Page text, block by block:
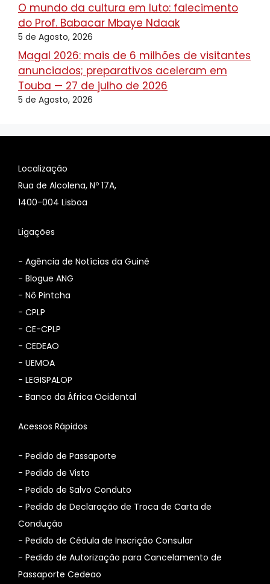
O mundo da cultura em luto: falecimento
do Prof. Babacar Mbaye Ndaak
5 de Agosto, 2026
Magal 2026: mais de 6 milhões de visitantes
anunciados; preparativos aceleram em
Touba — 27 de julho de 2026
5 de Agosto, 2026
Localização
Rua de Alcolena, Nº 17A,
1400-004 Lisboa
Ligações
- Agência de Notícias da Guiné
- Blogue ANG
- Nô Pintcha
- CPLP
- CE-CPLP
- CEDEAO
- UEMOA
- LEGISPALOP
- Banco da África Ocidental
Acessos Rápidos
- Pedido de Passaporte
- Pedido de Visto
- Pedido de Salvo Conduto
- Pedido de Declaração de Troca de Carta de
Condução
- Pedido de Cédula de Inscrição Consular
- Pedido de Autorização para Cancelamento de
Passaporte Cedeao